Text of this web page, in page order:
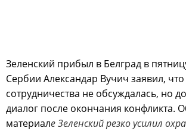
Зеленский прибыл в Белград в
Сербии Александар Вучич заявил,
сотрудничества не обсуждалась, но
диалог после окончания конфликта.
материале Зеленский резко усилил